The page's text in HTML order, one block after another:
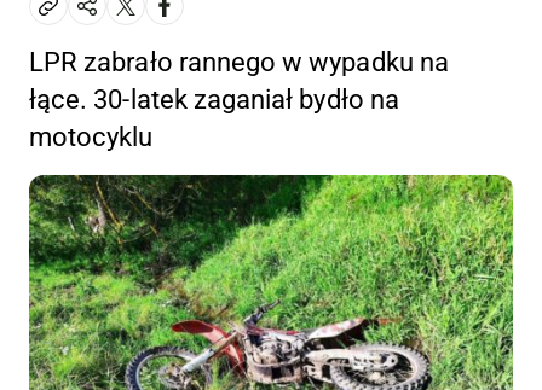
LPR zabrało rannego w wypadku na
łące. 30-latek zaganiał bydło na
motocyklu